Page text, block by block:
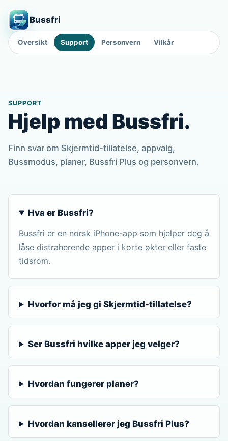
Bussfri
Oversikt Support Personvern Vilkår
SUPPORT
Hjelp med Bussfri.
Finn svar om Skjermtid-tillatelse, appvalg,
Bussmodus, planer, Bussfri Plus og personvern.
Hva er Bussfri?
Bussfri er en norsk iPhone-app som hjelper deg å
låse distraherende apper i korte økter eller faste
tidsrom.
Hvorfor må jeg gi Skjermtid-tillatelse?
Ser Bussfri hvilke apper jeg velger?
Hvordan fungerer planer?
Hvordan kansellerer jeg Bussfri Plus?